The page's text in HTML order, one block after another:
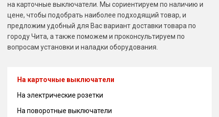
на карточные выключатели. Мы сориентируем по наличию и
цене, чтобы подобрать наиболее подходящий товар, и
предложим удобный для Вас вариант доставки товара по
городу Чита, а также поможем и проконсультируем по
вопросам установки и наладки оборудования.
На карточные выключатели
На электрические розетки
На поворотные выключатели